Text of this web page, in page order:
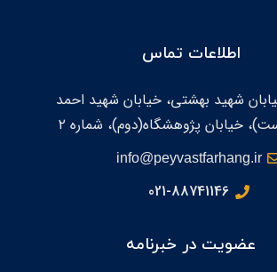
اطلاعات تماس
شهید بهشتی، خیابان شهید احمد
خیابان پژوهشگاه(دوم)، شماره ۲
info@peyvastfarhang.ir
021-88741146
عضویت در خبرنامه